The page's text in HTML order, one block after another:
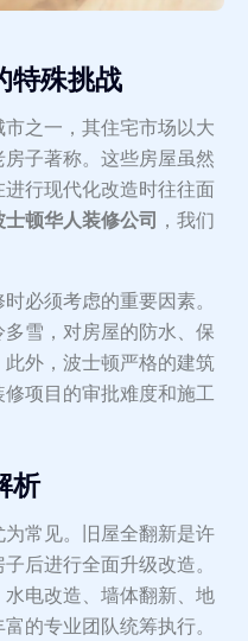
特殊挑战
之一，其住宅市场以大
子著称。这些房屋虽然
行现代化改造时往往面
士顿华人装修公司 ，我们
必须考虑的重要因素。
雪，对房屋的防水、保
外，波士顿严格的建筑
项目的审批难度和施工
析
常见。旧屋全翻新是许
后进行全面升级改造。
电改造、墙体翻新、地
的专业团队统筹执行。